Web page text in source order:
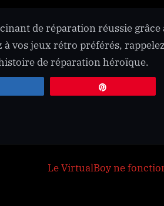
de réparation réussie grâce
vos jeux rétro préférés,
de réparation héroïque.
N
Le VirtualBoy ne